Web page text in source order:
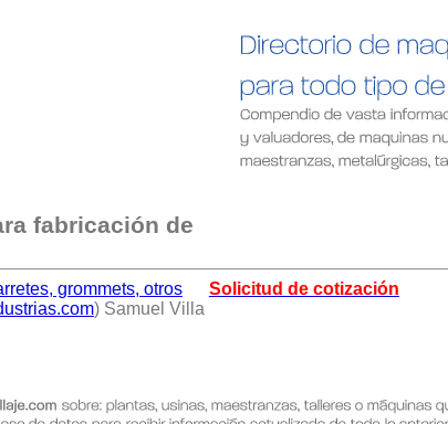
fabricación de
grommets, otros
Solicitud de cotización
) Samuel Villa